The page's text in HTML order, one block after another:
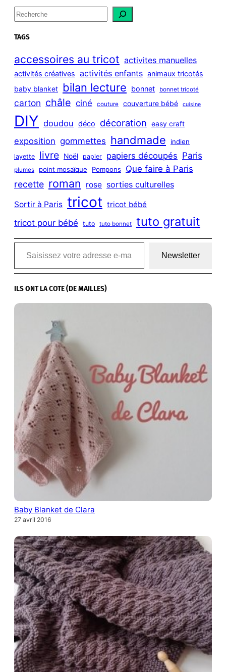
S
e
a
c
h
TAGS
accessoires au tricot activites manuelles
activités créatives activités enfants animaux tricotés
baby blanket bilan lecture bonnet bonnet tricoté
carton châle ciné couture couverture bébé cuisine
DIY doudou déco décoration easy craft
exposition gommettes handmade indien
layette livre Noël papier papiers découpés Paris
plumes point mosaïque Pompons Que faire à Paris
recette roman rose sorties culturelles
Sortir à Paris tricot tricot bébé
tricot pour bébé tuto tuto bonnet tuto gratuit
Saisissez votre adresse e-mail…
Newsletter
ILS ONT LA COTE (DE MAILLES)
Baby Blanket de Clara
27 avril 2016